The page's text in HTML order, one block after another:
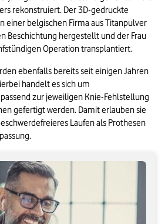
rekonstruiert. Der 3D-gedruckte
einer belgischen Firma aus Titanpulver
Beschichtung hergestellt und der Frau
Operation transplantiert.
ebenfalls bereits seit einigen Jahren
handelt es sich um
zur jeweiligen Knie-Fehlstellung
gefertigt werden. Damit erlauben sie
Laufen als Prothesen